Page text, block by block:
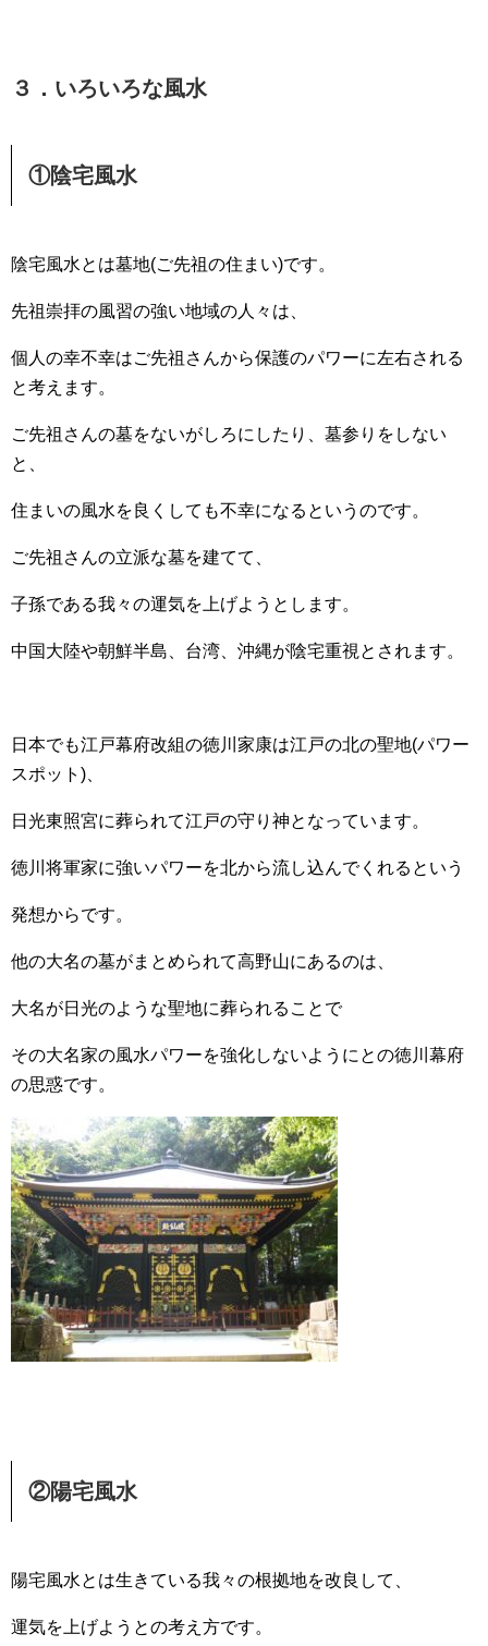
３．いろいろな風水
①陰宅風水
陰宅風水とは墓地(ご先祖の住まい)です。
先祖崇拝の風習の強い地域の人々は、
個人の幸不幸はご先祖さんから保護のパワーに左右される
と考えます。
ご先祖さんの墓をないがしろにしたり、墓参りをしない
と、
住まいの風水を良くしても不幸になるというのです。
ご先祖さんの立派な墓を建てて、
子孫である我々の運気を上げようとします。
中国大陸や朝鮮半島、台湾、沖縄が陰宅重視とされます。
日本でも江戸幕府改組の徳川家康は江戸の北の聖地(パワー
スポット)、
日光東照宮に葬られて江戸の守り神となっています。
徳川将軍家に強いパワーを北から流し込んでくれるという
発想からです。
他の大名の墓がまとめられて高野山にあるのは、
大名が日光のような聖地に葬られることで
その大名家の風水パワーを強化しないようにとの徳川幕府
の思惑です。
②陽宅風水
陽宅風水とは生きている我々の根拠地を改良して、
運気を上げようとの考え方です。